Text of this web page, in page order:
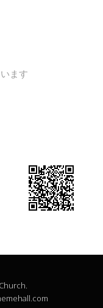
ます